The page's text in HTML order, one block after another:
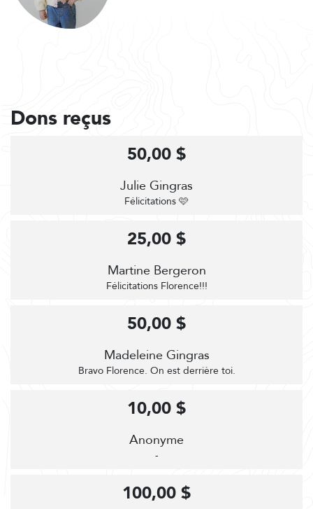
Dons reçus
Julie Gingras
Félicitations 🩷
50,00 $
Martine Bergeron
Félicitations Florence!!!
25,00 $
Madeleine Gingras
Bravo Florence. On est derrière toi.
50,00 $
Anonyme
-
10,00 $
100,00 $